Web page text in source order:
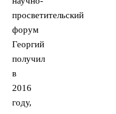
просветительский
форум
Георгий
получил
в
2016
году,